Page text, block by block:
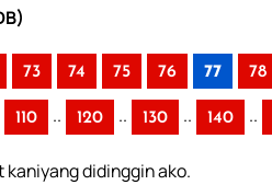
73 74 75 76 77 78
110 .. 120 .. 130 .. 140 ..
kaniyang didinggin ako.